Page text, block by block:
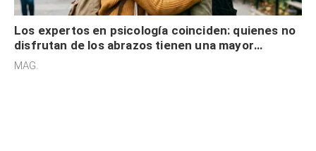
Los expertos en psicología coinciden: quienes no
disfrutan de los abrazos tienen una mayor
sensibilidad a los estímulos físicos y no es por
MAG.